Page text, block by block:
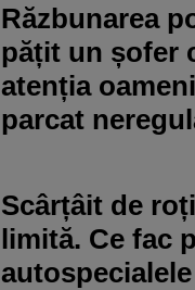
Răzbunarea
pățit un șofer
atenția
parcat
Scârțâit de
limită. Ce fac